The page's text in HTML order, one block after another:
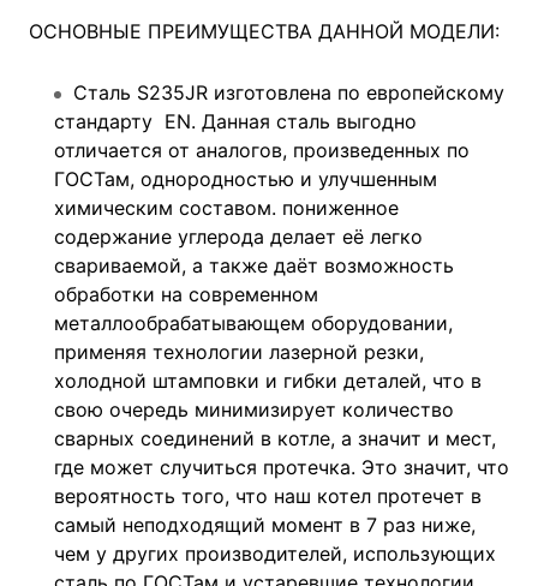
ОСНОВНЫЕ ПРЕИМУЩЕСТВА ДАННОЙ МОДЕЛИ:
Сталь S235JR изготовлена по европейскому
стандарту EN. Данная сталь выгодно
отличается от аналогов, произведенных по
ГОСТам, однородностью и улучшенным
химическим составом. пониженное
содержание углерода делает её легко
свариваемой, а также даёт возможность
обработки на современном
металлообрабатывающем оборудовании,
применяя технологии лазерной резки,
холодной штамповки и гибки деталей, что в
свою очередь минимизирует количество
сварных соединений в котле, а значит и мест,
где может случиться протечка. Это значит, что
вероятность того, что наш котел протечет в
самый неподходящий момент в 7 раз ниже,
чем у других производителей, использующих